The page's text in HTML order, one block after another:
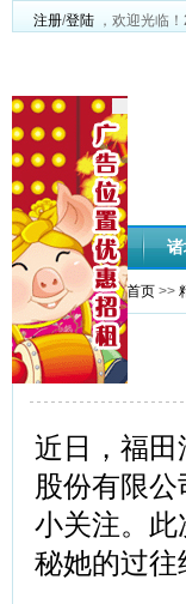
注册/登陆 ，欢迎光临！
网站首页
您当前位置：网站首页 >>
近日，福
股份有限
小关注。
秘她的过往